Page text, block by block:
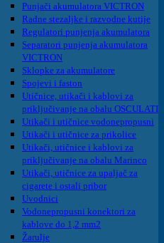
Punjači akumulatora VICTRON
Radne stezaljke i razvodne kutije
Regulatori punjenja akumulatora
Separatori punjenja akumulatora
VICTRON
Sklopke za akumulatore
Spojevi i faston
Utičnice, utikači i kablovi za
priključivanje na obalu OSCULATI
Utikači i utičnice vodonepropusni
Utikači i utičnice za prikolice
Utikači, utičnice i kablovi za
priključivanje na obalu Marinco
Utikači, utičnice za upaljač za
cigarete i ostali pribor
Uvodnici
Vodonepropusni konektori za
kablove do 1,2 mm2
Žarulje